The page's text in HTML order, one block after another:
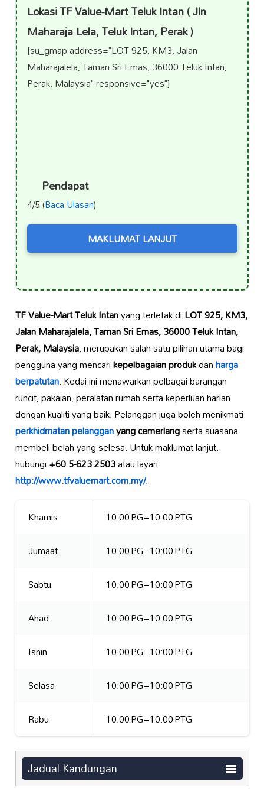
Lokasi TF Value-Mart Teluk Intan ( Jln
Maharaja Lela, Teluk Intan, Perak )
[su_gmap address="LOT 925, KM3, Jalan
Maharajalela, Taman Sri Emas, 36000 Teluk Intan,
Perak, Malaysia" responsive="yes"]
Pendapat
4/5 (Baca Ulasan)
MAKLUMAT LANJUT
TF Value-Mart Teluk Intanyang terletak diLOT 925, KM3,
Jalan Maharajalela, Taman Sri Emas, 36000 Teluk Intan,
Perak, Malaysia, merupakan salah satu pilihan utama bagi
pengguna yang mencarikepelbagaian produkdanharga
berpatutan. Kedai ini menawarkan pelbagai barangan
runcit, pakaian, peralatan rumah serta keperluan harian
dengan kualiti yang baik. Pelanggan juga boleh menikmati
perkhidmatan pelangganyang cemerlangserta suasana
membeli-belah yang selesa. Untuk maklumat lanjut,
hubungi+60 5-623 2503atau layari
http://www.tfvaluemart.com.my/.
Khamis
10:00 PG–10:00 PTG
Jumaat
10:00 PG–10:00 PTG
Sabtu
10:00 PG–10:00 PTG
Ahad
10:00 PG–10:00 PTG
Isnin
10:00 PG–10:00 PTG
Selasa
10:00 PG–10:00 PTG
Rabu
10:00 PG–10:00 PTG
Jadual Kandungan